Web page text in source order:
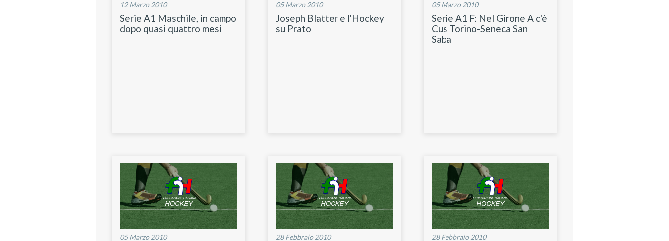
12 Marzo 2010
Serie A1 Maschile, in campo
dopo quasi quattro mesi
05 Marzo 2010
Joseph Blatter e l'Hockey
su Prato
05 Marzo 2010
Serie A1 F: Nel Girone A c'è
Cus Torino-Seneca San
Saba
05 Marzo 2010 28 Febbraio 2010 28 Febbraio 2010